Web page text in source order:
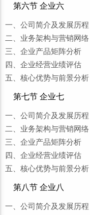
第六节 企业六
一、公司简介及发展历程
二、业务架构与营销网络
三、企业产品矩阵分析
四、企业经营业绩评估
五、核心优势与前景分析
第七节 企业七
一、公司简介及发展历程
二、业务架构与营销网络
三、企业产品矩阵分析
四、企业经营业绩评估
五、核心优势与前景分析
第八节 企业八
一、公司简介及发展历程